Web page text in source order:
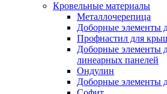
Кровельные материалы
Металлочерепица
Доборные элементы
Профнастил для
Доборные элементы
линеарных панелей
Ондулин
Доборные элементы